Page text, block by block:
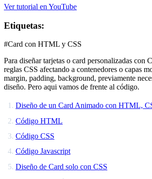
Ver tutorial en YouTube
Etiquetas:
#Card con HTML y CSS
Para diseñar tarjetas o card personalizadas con
reglas CSS afectando a contenedores o capas
margin, padding, background, previamente
diseño. Pero aqui vamos de frente al código.
Diseño de un Card Animado con HTML,
Código HTML
Código CSS
Código Javascript
Diseño de Card solo con CSS